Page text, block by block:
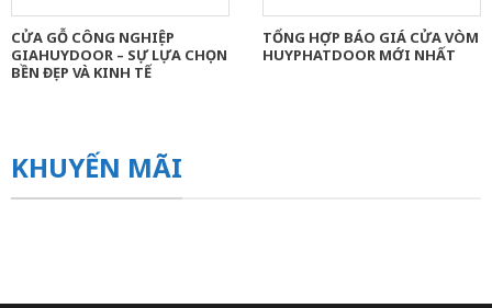
CỬA GỖ CÔNG NGHIỆP
GIAHUYDOOR – SỰ LỰA CHỌN
BỀN ĐẸP VÀ KINH TẾ
TỔNG HỢP BÁO GIÁ CỬA VÒM
HUYPHATDOOR MỚI NHẤT
KHUYẾN MÃI